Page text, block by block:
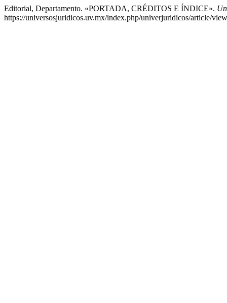
Editorial, Departamento. «PORTADA, CRÉDITOS E ÍNDICE».
https://universosjuridicos.uv.mx/index.php/univerjuridicos/article/